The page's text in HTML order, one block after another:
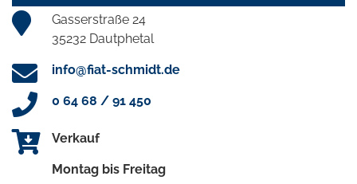
Gasserstraße 24
35232 Dautphetal
info@fiat-schmidt.de
0 64 68 / 91 450
Verkauf
Montag bis Freitag